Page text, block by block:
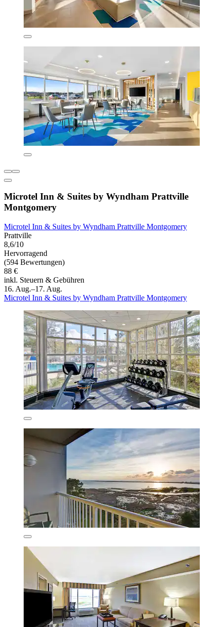
Microtel Inn & Suites by Wyndham Prattville
Montgomery
Microtel Inn & Suites by Wyndham Prattville Montgomery
Prattville
8,6/10
Hervorragend
(594 Bewertungen)
88 €
inkl. Steuern & Gebühren
16. Aug.–17. Aug.
Microtel Inn & Suites by Wyndham Prattville Montgomery